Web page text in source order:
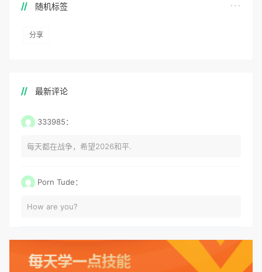
随机标签
分享
最新评论
333985：
每天都在战争，希望2026和平.
Porn Tude：
How are you?